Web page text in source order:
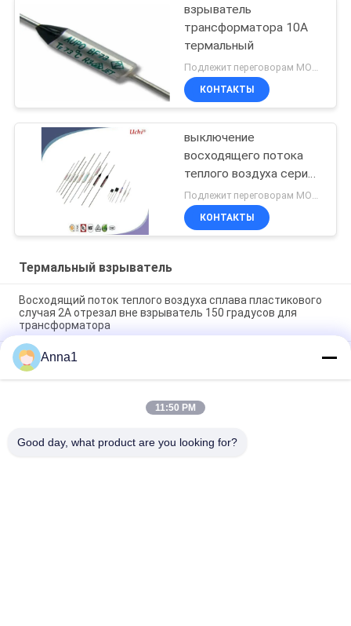
взрыватель
трансформатора 10A
термальный
КОНТАКТЫ
выключение
восходящего потока
теплого воздуха серии
10A
КОНТАКТЫ
Термальный взрыватель
Восходящий поток теплого воздуха сплава пластикового
случая 2A отрезал вне взрыватель 150 градусов для
трансформатора
Восходящий поток теплого воздуха пластикового случая
150 градусов отрезал вне взрыватель для сплава
трансформатора 2A
GP 115C 3A 250Vac связи домашних электроприборов
Anna1
11:50 PM
Good day, what product are you looking for?